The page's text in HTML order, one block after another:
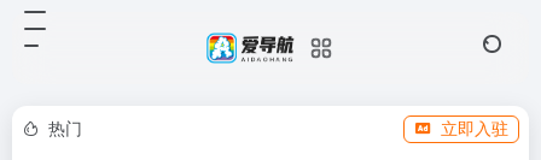
热门 立即入驻